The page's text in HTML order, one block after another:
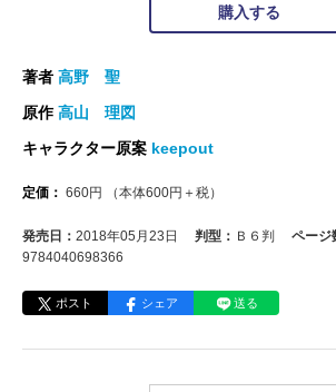
購入する
著者 高野 聖
原作高山 理図
キャラクター原案 keepout
定価： 660円 （本体600円＋税）
発売日： 2018年05月23日 判型： Ｂ６判 ページ
9784040698366
ポスト シェア 送る